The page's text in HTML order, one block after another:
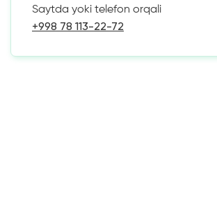
Saytda yoki telefon orqali
+998 78 113-22-72